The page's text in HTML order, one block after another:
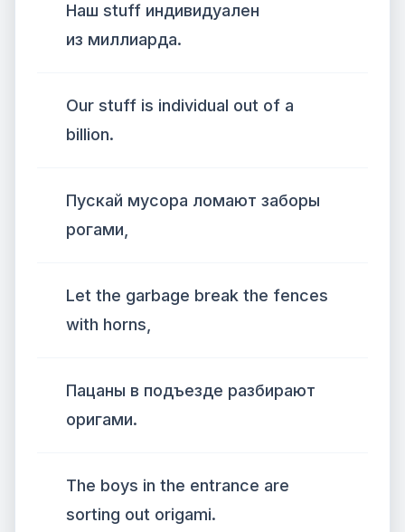
Наш stuff индивидуален
из миллиарда.
Our stuff is individual out of a
billion.
Пускай мусора ломают заборы
рогами,
Let the garbage break the fences
with horns,
Пацаны в подъезде разбирают
оригами.
The boys in the entrance are
sorting out origami.